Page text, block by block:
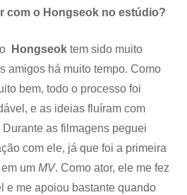
com o Hongseok no estúdio?
Hongseok tem sido muito
amigos há muito tempo. Como
bem, todo o processo foi
e as ideias fluíram com
as filmagens peguei
com ele, já que foi a primeira
um MV. Como ator, ele me fez
e me apoiou bastante quando